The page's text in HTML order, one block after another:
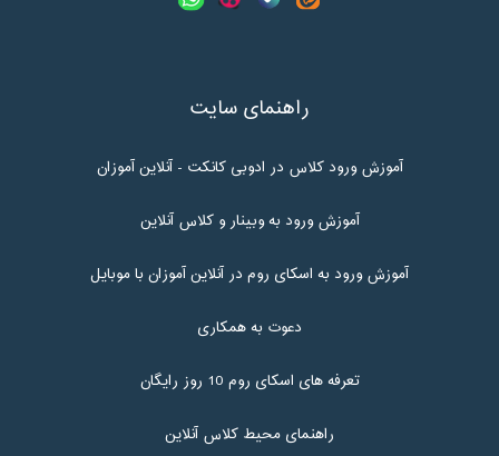
راهنمای سایت
آموزش ورود کلاس در ادوبی کانکت - آنلاین آموزان
آموزش ورود به وبینار و کلاس آنلاین
آموزش ورود به اسکای روم در آنلاین آموزان با موبایل
دعوت به همکاری
تعرفه های اسکای روم 10 روز رایگان
راهنمای محیط کلاس آنلاین